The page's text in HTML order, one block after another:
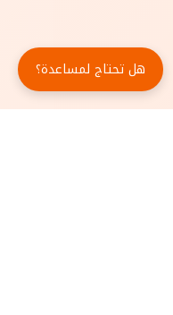
هل تحتاج لمساعدة؟